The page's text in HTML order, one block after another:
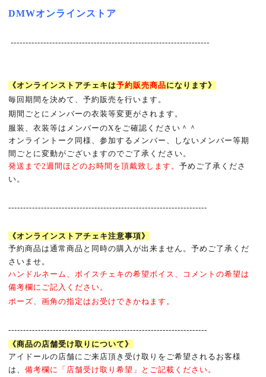
DMWオンラインストア
-------------------------------------------------------------------
《オンラインストアチェキは予約販売商品になります》
毎回期間を決めて、予約販売を行います。
期間ごとにメンバーの衣装等変更がされます。
服装、衣装等はメンバーのXをご確認ください＾＾
オンライントーク同様、参加するメンバー、しないメンバー等期
間ごとに変動がございますのでご了承ください。
発送まで2週間ほどのお時間を頂戴致します。予めご了承くださ
い。
-------------------------------------------------------------------
《オンラインストアチェキ注意事項》
予約商品は通常商品と同時の購入が出来ません。予めご了承くだ
さいませ。
ハンドルネーム、ボイスチェキの希望ボイス、コメントの希望は
備考欄にご記入ください。
ポーズ、画角の指定はお受けできかねます。
-------------------------------------------------------------------
《商品の店舗受け取りについて》
アイドールの店舗にご来店頂き受け取りをご希望されるお客様
は、備考欄に「店舗受け取り希望」とご記載ください。